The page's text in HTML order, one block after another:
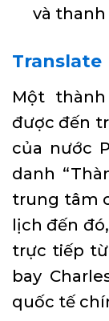
và
Translate
Một
được đến
của nước
danh
trung tâm
lịch đến
trực tiếp
bay
quốc tế